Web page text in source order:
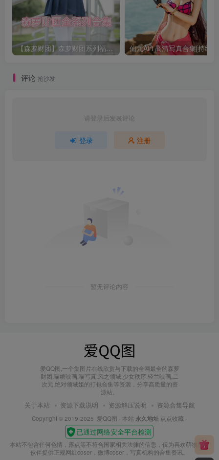
【森萝财团】森萝财团系列福利原版无水印合集下载[与本站内容同步更新] 仙九Airi 高清写真合集[持续
评论 抢沙发
请登录后发表评论
登录 注册
暂无评论内容
爱QQ图,一个集图片在线欣赏与下载的全网最全的森萝
财团,喵糖映画,喵写真,风之领域,少女秩序,轻兰映画,二
次元,绝对领域姐的打包合集等资源，分享高质量的资
源站。
关于本站 资源下载说明 资源解压说明 资源合集导航
Copyright © 2019-2025 爱QQ图 - 本站 永久地址 点点收藏 -
本站不包含任何色情，露点等不符合国家相关法律的信息，仅为喜欢萌物的小
伙伴提供正规网红coser，微博coser，写真机构的合集资讯。